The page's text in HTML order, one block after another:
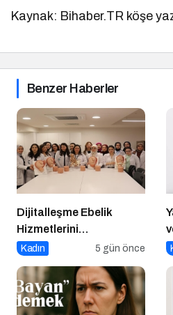
Kaynak: Bihaber.TR köşe
Benzer Haberler
Dijitalleşme Ebelik
Hizmetlerini
Dönüştürüyor
Kadın 5 gün önce